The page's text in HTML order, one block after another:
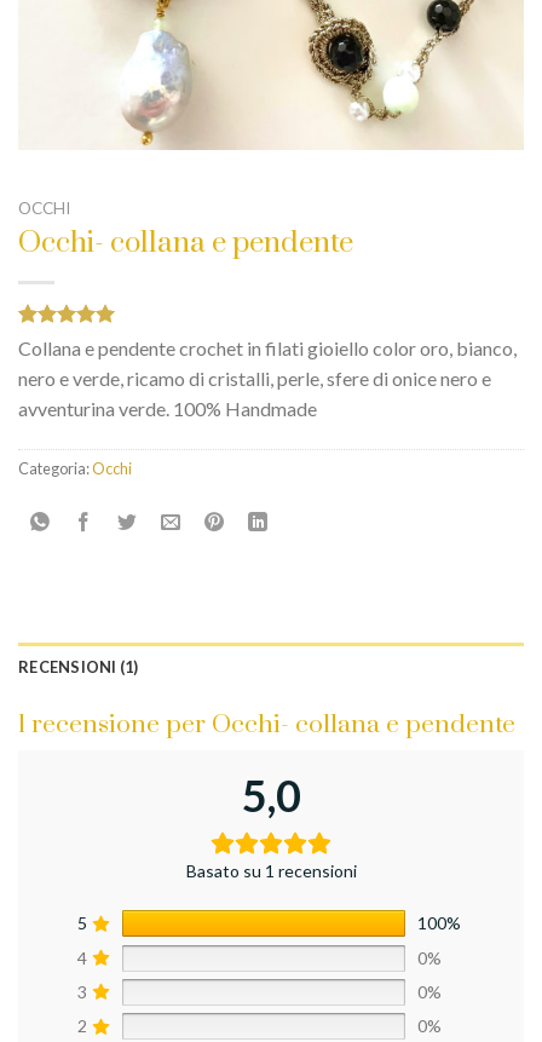
OCCHI
Occhi- collana e pendente
Valutato
5.00su 5
su base di
1
recensioni
Collana e pendente crochet in filati gioiello color oro, bianco,
nero e verde, ricamo di cristalli, perle, sfere di onice nero e
avventurina verde. 100% Handmade
Categoria:Occhi
RECENSIONI (1)
1 recensione per Occhi- collana e pendente
5,0
Basato su 1 recensioni
5
100%
4
0%
3
0%
2
0%